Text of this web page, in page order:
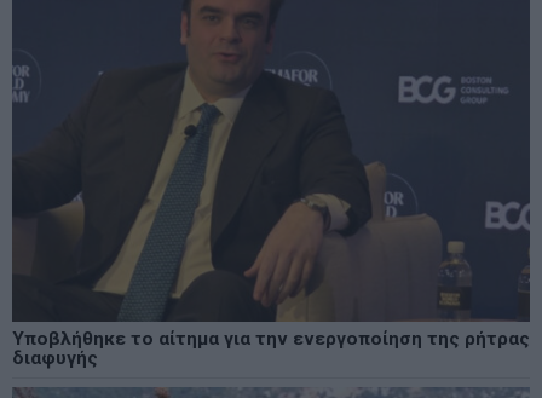
Υποβλήθηκε το αίτημα για την ενεργοποίηση της ρήτρας
διαφυγής